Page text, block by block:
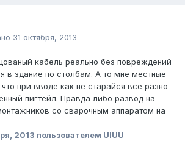
31 октября, 2013
кабель реально без повреждений
в здание по столбам. А то мне местные
при вводе как не старайся все разно
пигтейл. Правда либо развод на
со сварочным аппаратом на
2013 пользователем UIUU